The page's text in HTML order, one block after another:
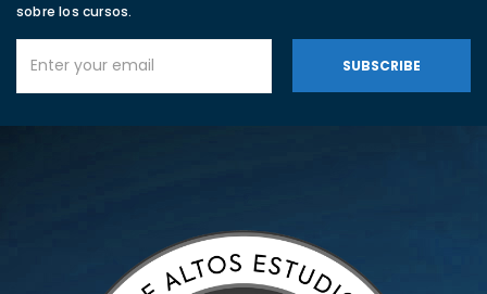
sobre los cursos.
SUBSCRIBE